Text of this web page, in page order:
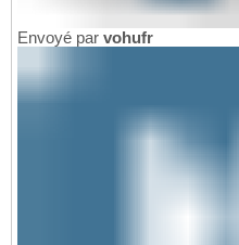
Envoyé par vohufr